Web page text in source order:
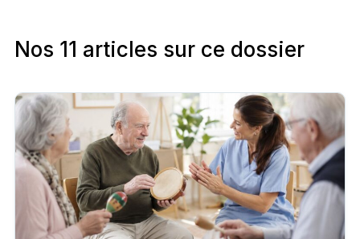
Nos 11 articles sur ce dossier